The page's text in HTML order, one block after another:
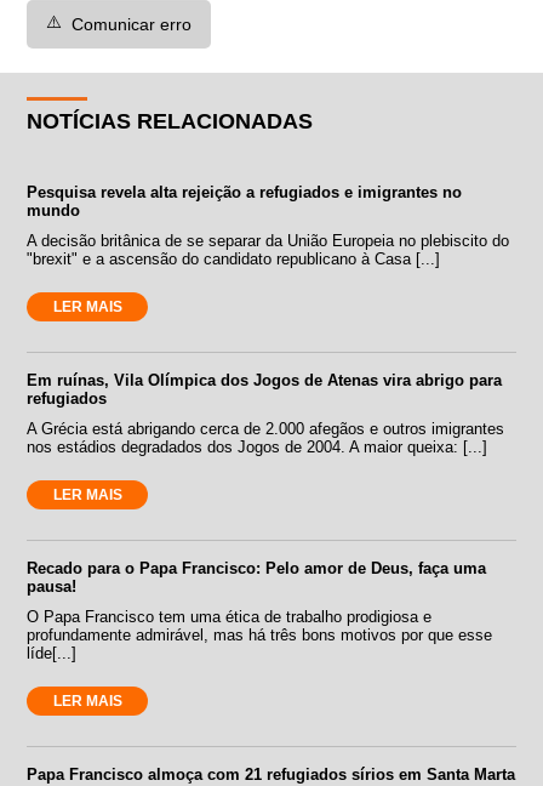
⚠️ Comunicar erro
NOTÍCIAS RELACIONADAS
Pesquisa revela alta rejeição a refugiados e imigrantes no
mundo
A decisão britânica de se separar da União Europeia no plebiscito do
"brexit" e a ascensão do candidato republicano à Casa [...]
LER MAIS
Em ruínas, Vila Olímpica dos Jogos de Atenas vira abrigo para
refugiados
A Grécia está abrigando cerca de 2.000 afegãos e outros imigrantes
nos estádios degradados dos Jogos de 2004. A maior queixa: [...]
LER MAIS
Recado para o Papa Francisco: Pelo amor de Deus, faça uma
pausa!
O Papa Francisco tem uma ética de trabalho prodigiosa e
profundamente admirável, mas há três bons motivos por que esse
líde[...]
LER MAIS
Papa Francisco almoça com 21 refugiados sírios em Santa Marta